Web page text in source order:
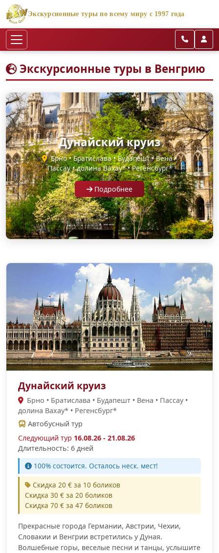
Экскурсионные туры по всему миру с 1997 года
Экскурсионные туры в Венгрию
Дунайский круиз
Брно • Братислава • Будапешт • Вена •
Пассау • долина Вахау* • Регенсбург*
Подробнее
Дунайский круиз
Брно • Братислава • Будапешт • Вена • Пассау •
долина Вахау* • Регенсбург*
Автобусный тур
Следующий тур 16.08.26 - 21.08.26
Длительность: 6 дней
100% cостоится. Осталось неск. мест!
Скидка 20 € за 10 боликов
Скидка 30 € за 20 боликов
Скидка 70 € за 47 боликов
Прекрасные города Германии, Австрии, Чехии,
Словакии и Венгрии встретились у Дуная.
Волшебные горы, веселые песни и танцы, услышите